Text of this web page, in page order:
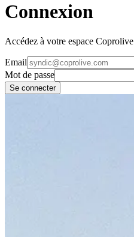
Connexion
Accédez à votre espace Coprolive
Email
Mot de passe
Se connecter